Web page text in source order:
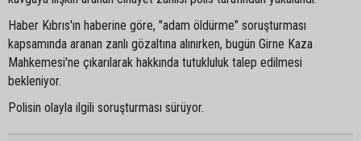
Haber Kıbrıs'ın haberine göre, "adam öldürme" soruşturması
kapsamında aranan zanlı gözaltına alınırken, bugün Girne Kaza
Mahkemesi'ne çıkarılarak hakkında tutukluluk talep edilmesi
bekleniyor.
Polisin olayla ilgili soruşturması sürüyor.